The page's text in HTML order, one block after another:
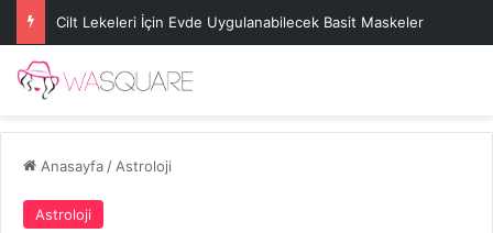
Cilt Lekeleri İçin Evde Uygulanabilecek Basit Maskeler
Anasayfa/Astroloji
Astroloji